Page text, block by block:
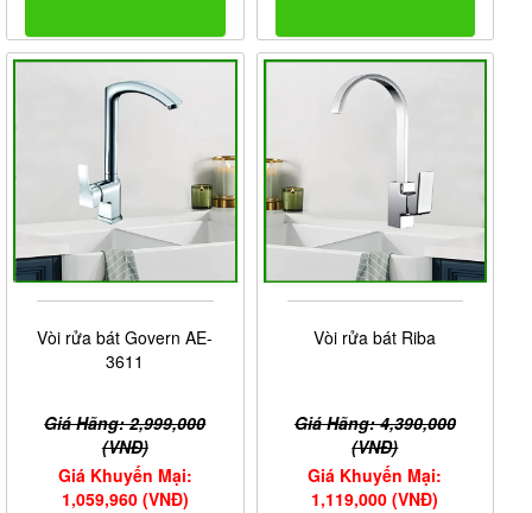
Vòi rửa bát Govern AE-
3611
Giá Hãng: 2,999,000
(VNĐ)
Giá Khuyến Mại:
1,059,960 (VNĐ)
Vòi rửa bát Riba
Giá Hãng: 4,390,000
(VNĐ)
Giá Khuyến Mại:
1,119,000 (VNĐ)